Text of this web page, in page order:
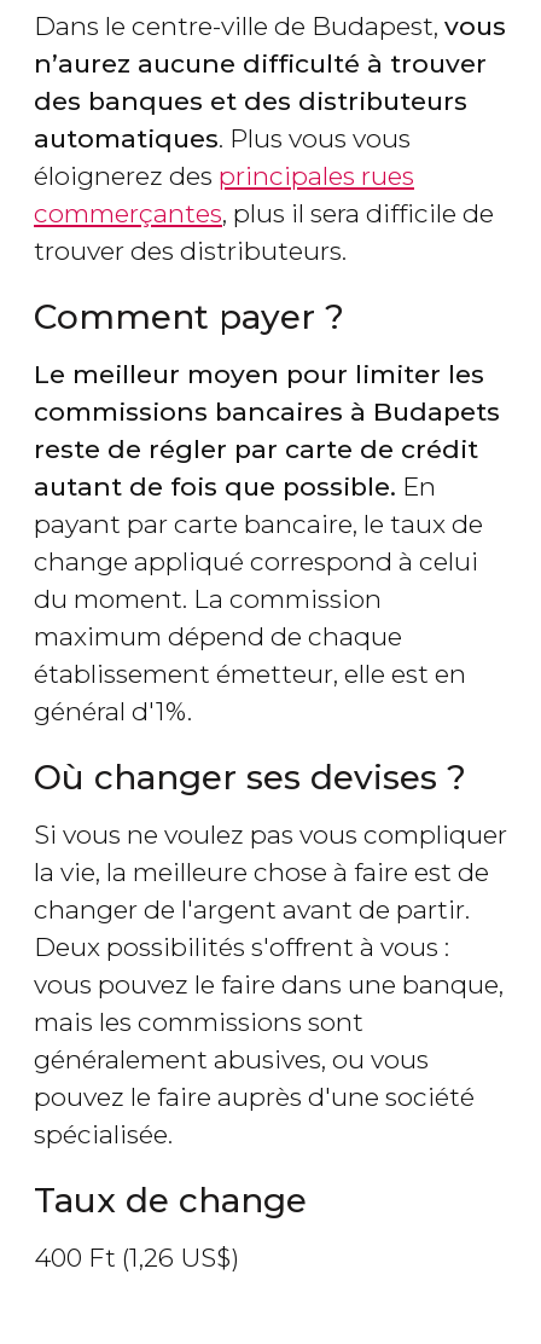
Dans le centre-ville de Budapest, vous
n’aurez aucune difficulté à trouver
des banques et des distributeurs
automatiques. Plus vous vous
éloignerez des principales rues
commerçantes, plus il sera difficile de
trouver des distributeurs.
Comment payer ?
Le meilleur moyen pour limiter les
commissions bancaires à Budapets
reste de régler par carte de crédit
autant de fois que possible. En
payant par carte bancaire, le taux de
change appliqué correspond à celui
du moment. La commission
maximum dépend de chaque
établissement émetteur, elle est en
général d'1%.
Où changer ses devises ?
Si vous ne voulez pas vous compliquer
la vie, la meilleure chose à faire est de
changer de l'argent avant de partir.
Deux possibilités s'offrent à vous :
vous pouvez le faire dans une banque,
mais les commissions sont
généralement abusives, ou vous
pouvez le faire auprès d'une société
spécialisée.
Taux de change
400 Ft (1,26 US$)